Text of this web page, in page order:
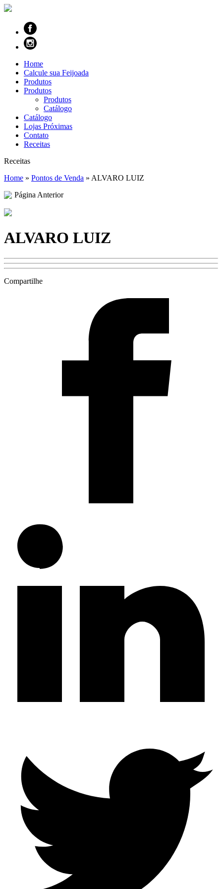
Home
Calcule sua Feijoada
Produtos
Produtos
Produtos
Catálogo
Catálogo
Lojas Próximas
Contato
Receitas
Receitas
Home » Pontos de Venda » ALVARO LUIZ
Página Anterior
ALVARO LUIZ
Compartilhe